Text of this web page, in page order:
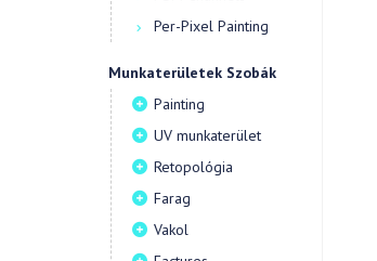
Per-Pixel Painting
Munkaterületek Szobák
Painting
UV munkaterület
Retopológia
Farag
Vakol